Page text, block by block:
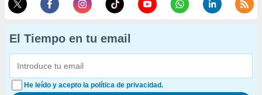
El Tiempo en tu email
He leído y acepto la política de privacidad.